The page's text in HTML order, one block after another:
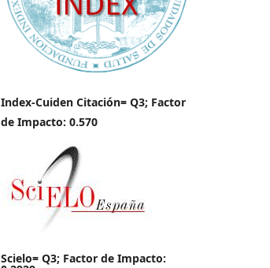
Index-Cuiden Citación= Q3; Factor
de Impacto: 0.570
Scielo= Q3; Factor de Impacto: